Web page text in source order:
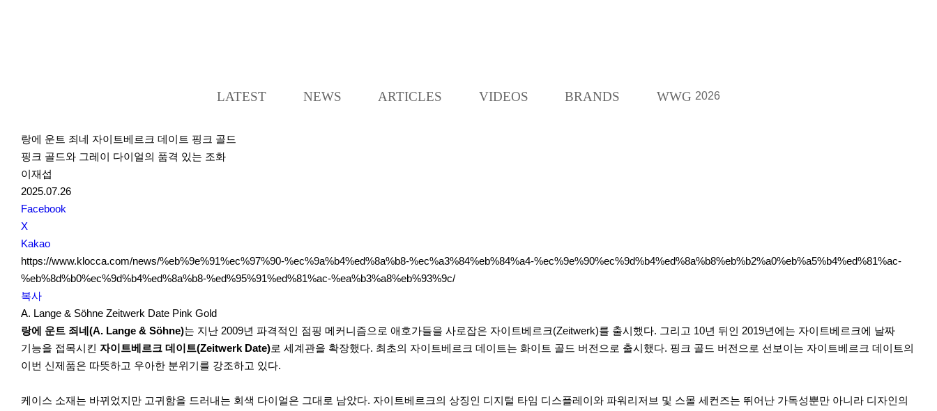
C
LATEST NEWS ARTICLES VIDEOS BRANDS WWG 2026
랑에 운트 죄네 자이트베르크 데이트 핑크 골드
핑크 골드와 그레이 다이얼의 품격 있는 조화
이재섭
2025.07.26
S
N
S
S
h
a
r
e
Facebook
X
Kakao
https://www.klocca.com/news/%eb%9e%91%ec%97%90-%ec%9a%b4%ed%8a%b8-%ec%a3%84%eb%84%a4-%ec%9e%90%ec%9d%b4%ed%8a%b8%eb%b2%a0%eb%a5%b4%ed%81%ac-
%eb%8d%b0%ec%9d%b4%ed%8a%b8-%ed%95%91%ed%81%ac-%ea%b3%a8%eb%93%9c/
복사
A. Lange & Söhne Zeitwerk Date Pink Gold
랑에 운트 죄네(A. Lange & Söhne)는 지난 2009년 파격적인 점핑 메커니즘으로 애호가들을 사로잡은 자이트베르크(Zeitwerk)를 출시했다. 그리고 10년 뒤인 2019년에는 자이트베르크에 날짜
기능을 접목시킨 자이트베르크 데이트(Zeitwerk Date)로 세계관을 확장했다. 최초의 자이트베르크 데이트는 화이트 골드 버전으로 출시했다. 핑크 골드 버전으로 선보이는 자이트베르크 데이트의
이번 신제품은 따뜻하고 우아한 분위기를 강조하고 있다.
케이스 소재는 바뀌었지만 고귀함을 드러내는 회색 다이얼은 그대로 남았다. 자이트베르크의 상징인 디지털 타임 디스플레이와 파워리저브 및 스몰 세컨즈는 뛰어난 가독성뿐만 아니라 디자인의